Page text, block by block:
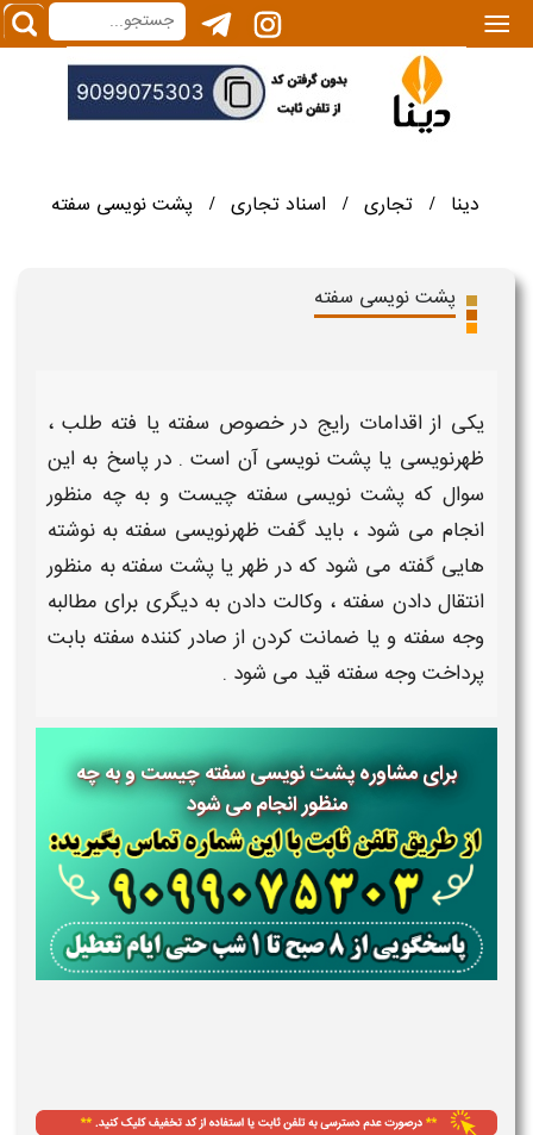
|||
دینا / تجاری / اسناد تجاری / پشت نویسی سفته
پشت نویسی سفته
یکی از اقدامات رایج در خصوص سفته یا فته طلب ،
ظهرنویسی یا پشت نویسی آن است . در پاسخ به این
سوال که پشت نویسی سفته چیست و به چه منظور
انجام می شود ، باید گفت ظهرنویسی سفته به نوشته
هایی گفته می شود که در ظهریا پشت سفته به منظور
انتقال دادن سفته ، وکالت دادن به دیگری برای مطالبه
وجه سفته و یا ضمانت کردن از صادر کننده سفته بابت
پرداخت وجه سفته قید می شود .
برای مشاوره پشت نویسی سفته چیست و به چه
منظور انجام می شود